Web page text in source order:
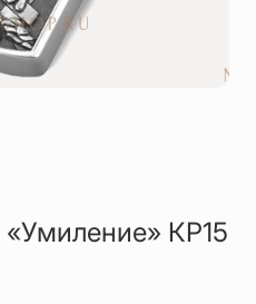
Цепи
Шнурки на
КР15